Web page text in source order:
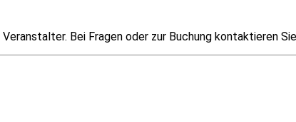
Bei Fragen oder zur Buchung kontaktieren